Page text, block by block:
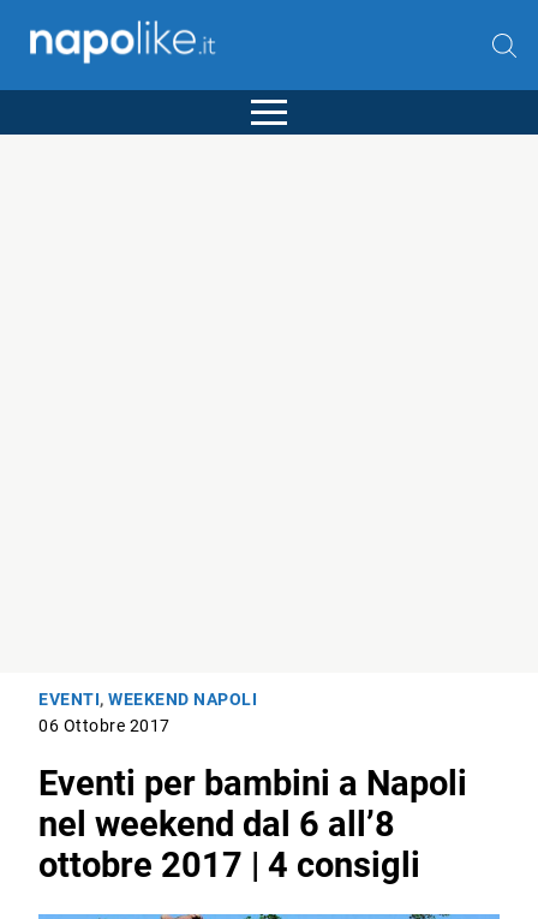
EVENTI,WEEKEND NAPOLI
06 Ottobre 2017
Eventi per bambini a Napoli
nel weekend dal 6 all’8
ottobre 2017 | 4 consigli